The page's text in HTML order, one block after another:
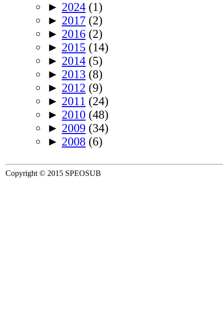
► 2024 (1)
► 2017 (2)
► 2016 (2)
► 2015 (14)
► 2014 (5)
► 2013 (8)
► 2012 (9)
► 2011 (24)
► 2010 (48)
► 2009 (34)
► 2008 (6)
Copyright © 2015 SPEOSUB